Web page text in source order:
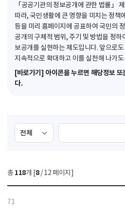
「공공기관의 정보공개에 관한 법률」
따라, 국민생활에 큰 영향을 미치는 정책
등을 미리 홈페이지에 공표하여 국민의
공개의 구체적 범위, 주기 및 방법을 정하
보공개를 실현하는 제도입니다. 앞으로
지속적으로 확대하고 이를 실천해 나가
[바로가기] 아이콘을 누르면 해당정보 또
다.
검
색
선
택
색
총 118개 [8/ 12 페이지]
71